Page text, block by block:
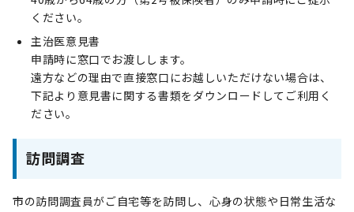
ください。
主治医意見書
申請時に窓口でお渡しします。
遠方などの理由で直接窓口にお越しいただけない場合は、
下記より意見書に関する書類をダウンロードしてご利用く
ださい。
訪問調査
市の訪問調査員がご自宅等を訪問し、心身の状態や日常生活な